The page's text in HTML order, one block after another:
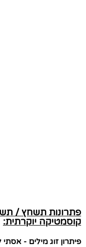
פתרונות תשחץ /
קוסמטיקה יוקרתית:
פיתרון זוג מילים - אסתי